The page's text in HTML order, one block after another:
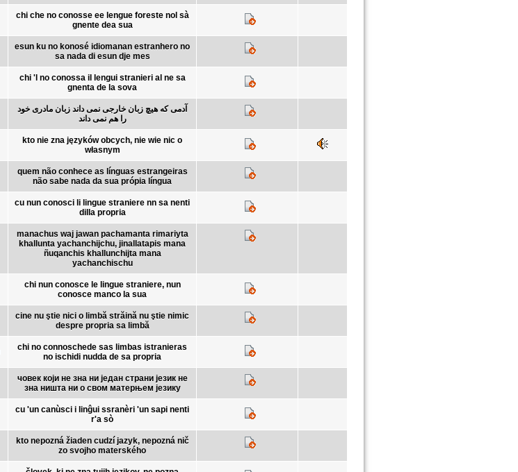
chi che no conosse ee lengue foreste nol sà
gnente dea sua
esun ku no konosé idiomanan estranhero no
sa nada di esun dje mes
chi 'l no conossa il lengui stranieri al ne sa
gnenta de la sova
آدمی که هیچ زبان خارجی نمی داند زبان مادری خود
را هم نمی داند
kto nie zna języków obcych, nie wie nic o
własnym
quem não conhece as línguas estrangeiras
não sabe nada da sua própia língua
cu nun conosci li lingue straniere nn sa nenti
dilla propria
manachus waj jawan pachamanta rimariyta
khallunta yachanchijchu, jinallatapis mana
ñuqanchis khallunchijta mana
yachanchischu
chi nun conosce le lingue straniere, nun
conosce manco la sua
cine nu ştie nici o limbă străină nu ştie nimic
despre propria sa limbă
chi no connoschede sas limbas istranieras
no ischidi nudda de sa propria
човек који не зна ни један страни језик не
зна ништа ни о свом матерњем језику
cu 'un canùsci i linĝui ssranèri 'un sapi nenti
r'a sò
kto nepozná žiaden cudzí jazyk, nepozná nič
zo svojho materského